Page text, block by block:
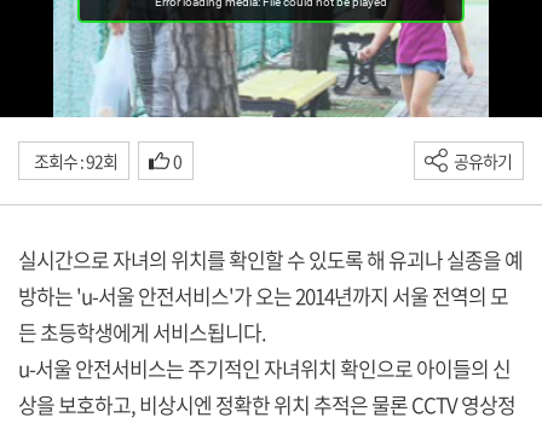
조회수 : 92회 0 공유하기
실시간으로 자녀의 위치를 확인할 수 있도록 해 유괴나 실종을 예
방하는 'u-서울 안전서비스'가 오는 2014년까지 서울 전역의 모
든 초등학생에게 서비스됩니다.
u-서울 안전서비스는 주기적인 자녀위치 확인으로 아이들의 신
상을 보호하고, 비상시엔 정확한 위치 추적은 물론 CCTV 영상정